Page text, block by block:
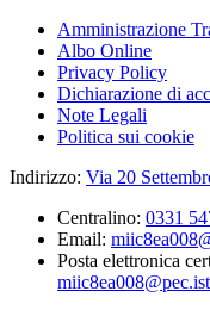
Amministrazione
Albo Online
Privacy Policy
Dichiarazione di
Note Legali
Politica sui cookie
Indirizzo: Via 20
Centralino: 0331
Email:
Posta elettronica